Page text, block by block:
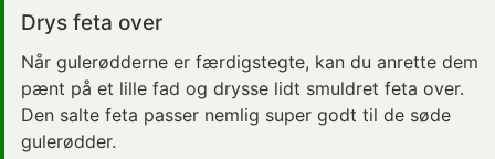
Drys feta over
Når gulerødderne er færdigstegte, kan du anrette dem
pænt på et lille fad og drysse lidt smuldret feta over.
Den salte feta passer nemlig super godt til de søde
gulerødder.